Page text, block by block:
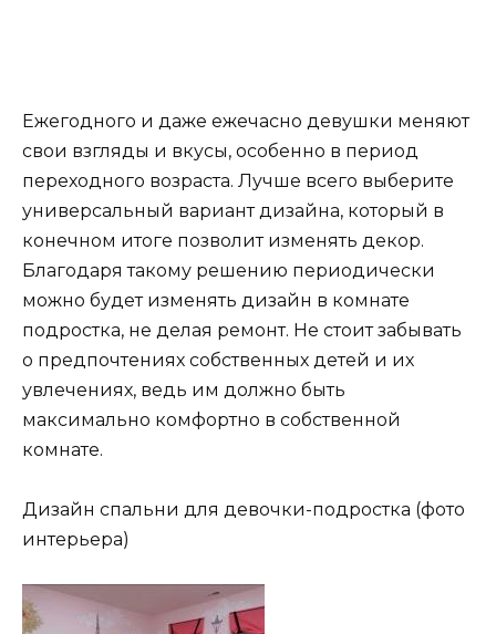
Ежегодного и даже ежечасно девушки меняют
свои взгляды и вкусы, особенно в период
переходного возраста. Лучше всего выберите
универсальный вариант дизайна, который в
конечном итоге позволит изменять декор.
Благодаря такому решению периодически
можно будет изменять дизайн в комнате
подростка, не делая ремонт. Не стоит забывать
о предпочтениях собственных детей и их
увлечениях, ведь им должно быть
максимально комфортно в собственной
комнате.
Дизайн спальни для девочки-подростка (фото
интерьера)